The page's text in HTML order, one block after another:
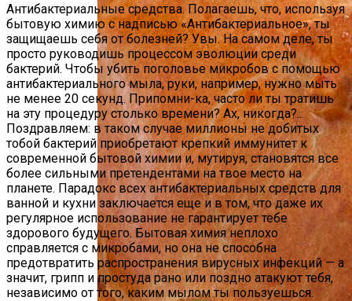
Антибактериальные средства. Полагаешь, что, используя
бытовую химию с надписью «Антибактериальное», ты
защищаешь себя от болезней? Увы. На самом деле, ты
просто руководишь процессом эволюции среди
бактерий. Чтобы убить поголовье микробов с помощью
антибактериального мыла, руки, например, нужно мыть
не менее 20 секунд. Припомни-ка, часто ли ты тратишь
на эту процедуру столько времени? Ах, никогда?..
Поздравляем: в таком случае миллионы не добитых
тобой бактерий приобретают крепкий иммунитет к
современной бытовой химии и, мутируя, становятся все
более сильными претендентами на твое место на
планете. Парадокс всех антибактериальных средств для
ванной и кухни заключается еще и в том, что даже их
регулярное использование не гарантирует тебе
здорового будущего. Бытовая химия неплохо
справляется с микробами, но она не способна
предотвратить распространения вирусных инфекций — а
значит, грипп и простуда рано или поздно атакуют тебя,
независимо от того, каким мылом ты пользуешься.